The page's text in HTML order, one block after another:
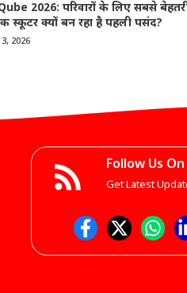
2026: परिवारों के लिए सबसे
स्कूटर क्यों बन रहा है पहली पसंद?
2026
Follow Us
Get Latest